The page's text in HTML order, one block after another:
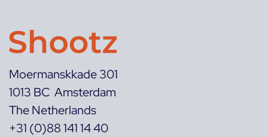
Moermanskkade 301
1013 BC Amsterdam
The Netherlands
+31 (0)88 141 14 40